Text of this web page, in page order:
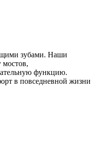
зубами. Наши
мостов,
функцию.
в повседневной жизни